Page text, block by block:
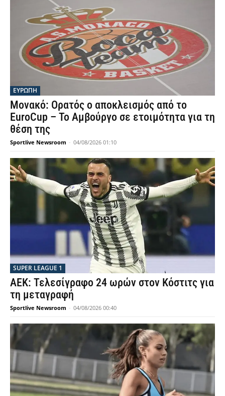
ΕΥΡΩΠΗ
Μονακό: Ορατός ο αποκλεισμός από το
EuroCup – Το Αμβούργο σε ετοιμότητα για τη
θέση της
Sportlive Newsroom - 04/08/2026 01:10
SUPER LEAGUE 1
ΑΕΚ: Τελεσίγραφο 24 ωρών στον Κόστιτς για
τη μεταγραφή
Sportlive Newsroom - 04/08/2026 00:40